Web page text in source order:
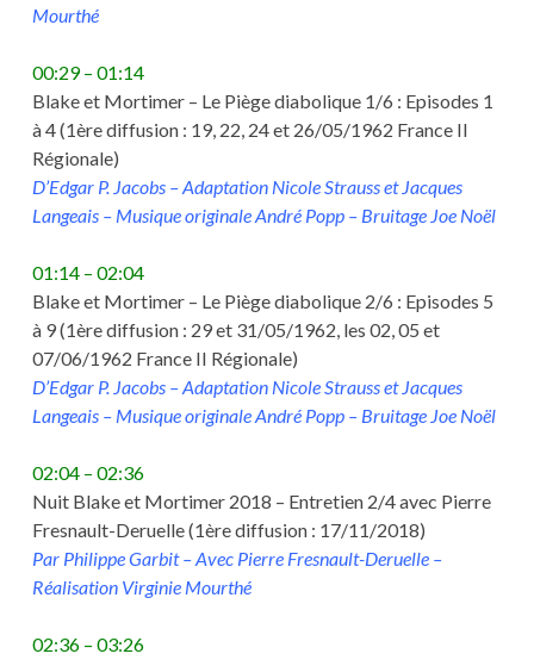
Mourthé
00:29 – 01:14
Blake et Mortimer – Le Piège diabolique 1/6 : Episodes 1
à 4 (1ère diffusion : 19, 22, 24 et 26/05/1962 France II
Régionale)
D’Edgar P. Jacobs – Adaptation Nicole Strauss et Jacques
Langeais – Musique originale André Popp – Bruitage Joe Noël
01:14 – 02:04
Blake et Mortimer – Le Piège diabolique 2/6 : Episodes 5
à 9 (1ère diffusion : 29 et 31/05/1962, les 02, 05 et
07/06/1962 France II Régionale)
D’Edgar P. Jacobs – Adaptation Nicole Strauss et Jacques
Langeais – Musique originale André Popp – Bruitage Joe Noël
02:04 – 02:36
Nuit Blake et Mortimer 2018 – Entretien 2/4 avec Pierre
Fresnault-Deruelle (1ère diffusion : 17/11/2018)
Par Philippe Garbit – Avec Pierre Fresnault-Deruelle –
Réalisation Virginie Mourthé
02:36 – 03:26